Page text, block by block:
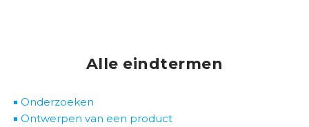
Alle eindtermen
Onderzoeken
Ontwerpen van een product